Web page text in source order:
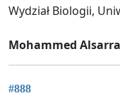
Wydział Biologii,
Mohammed
#888